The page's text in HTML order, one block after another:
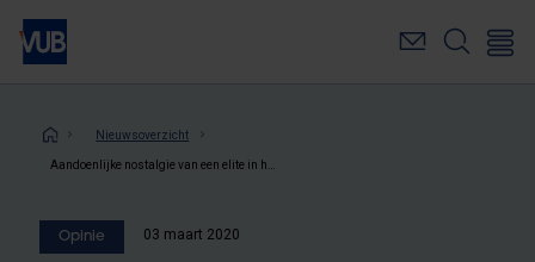
Overslaan
naar
inhoudKruimelpad
Nieuwsoverzicht
Opinie 03 maart 2020